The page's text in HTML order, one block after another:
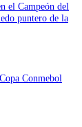
el Campeón del
puntero de la
Conmebol